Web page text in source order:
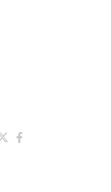
newnewnew
Opens